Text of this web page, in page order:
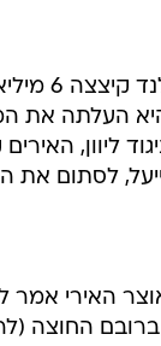
2010. היא
ליוון,
לסתום את
החוצה